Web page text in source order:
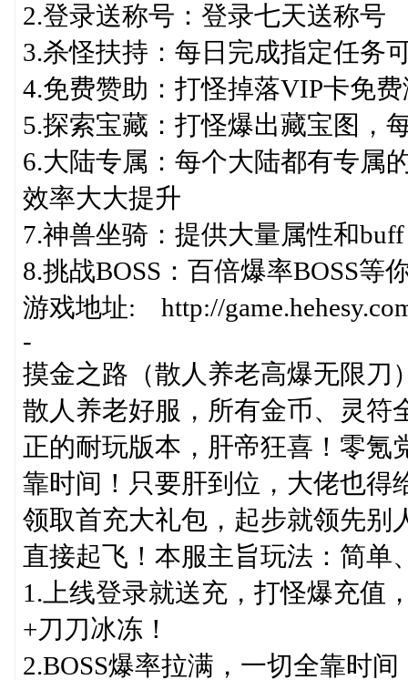
2.登录送称号：登录七天送称号
3.杀怪扶持：每日完成指定任务
4.免费赞助：打怪掉落VIP卡免
5.探索宝藏：打怪爆出藏宝图，
6.大陆专属：每个大陆都有专属
效率大大提升
7.神兽坐骑：提供大量属性和buff
8.挑战BOSS：百倍爆率BOSS等
游戏地址: http://
-
摸金之路（散人养老高爆无限刀
散人养老好服，所有金币、灵符
正的耐玩版本，肝帝狂喜！零氪
靠时间！只要肝到位，大佬也得
领取首充大礼包，起步就领先别
直接起飞！本服主旨玩法：简单
1.上线登录就送充，打怪爆充值
+刀刀冰冻！
2.BOSS爆率拉满，一切全靠时